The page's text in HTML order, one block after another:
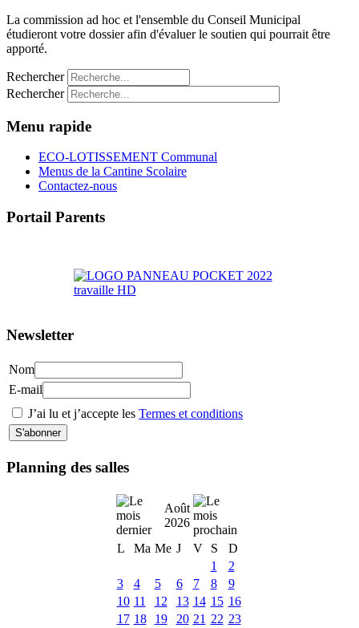
La commission ad hoc et l'ensemble du Conseil Municipal
étudieront votre dossier afin d'évaluer le soutien qui pourrait être
apporté.
Rechercher
Rechercher
Menu rapide
ECO-LOTISSEMENT Communal
Menus de la Cantine Scolaire
Contactez-nous
Portail Parents
Newsletter
Nom
E-mail
J’ai lu et j’accepte les Termes et conditions
Planning des salles
Août
2026
L
Ma Me J V S
D
1
2
3
4 5 6 7 8
9
10 11 12 13 14 15 16
17 18 19 20 21 22 23